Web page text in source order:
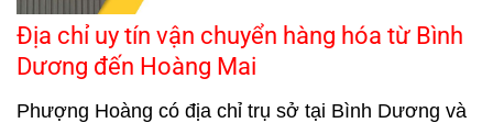
Địa chỉ uy tín vận chuyển hàng hóa từ Bình
Dương đến Hoàng Mai
Phượng Hoàng có địa chỉ trụ sở tại Bình Dương và